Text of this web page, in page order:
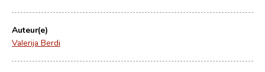
Auteur(e)
Valerija Berdi